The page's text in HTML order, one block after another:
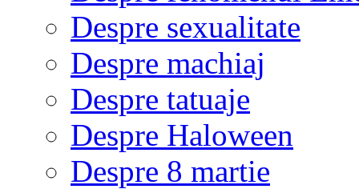
Despre sexualitate
Despre machiaj
Despre tatuaje
Despre Haloween
Despre 8 martie